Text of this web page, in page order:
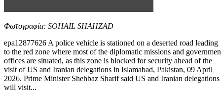
Φωτογραφία: SOHAIL SHAHZAD
epa12877626 A police vehicle is stationed on a deserted road leading
to the red zone where most of the diplomatic missions and
offices are situated, as this zone is blocked for security ahead of the
visit of US and Iranian delegations in Islamabad, Pakistan, 09 April
2026. Prime Minister Shehbaz Sharif said US and Iranian delegations
will visit...